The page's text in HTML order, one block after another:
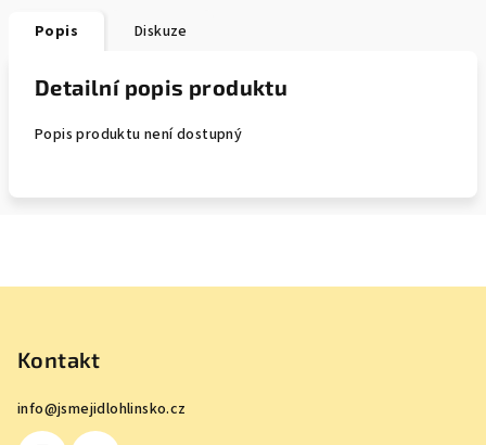
Popis Diskuze
Detailní popis produktu
Popis produktu není dostupný
Kontakt
info@jsmejidlohlinsko.cz